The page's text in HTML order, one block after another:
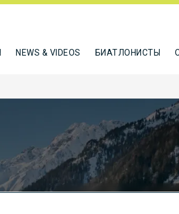
NEWS & VIDEOS БИАТЛОНИСТЫ